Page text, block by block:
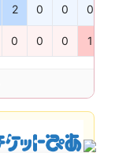
2 0 0 0
0 0 0 1